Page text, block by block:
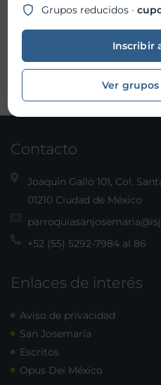
Organizador:
Contacto
Joaquín Gallo 101, Col.
01210 Ciudad de México
+52 (55) 5292-7984 al 86
Enlaces de interés
Aviso de privacidad
San Josemaría
Escritos
Opus Dei México
Grupos reducidos ·
Inscribir
Ver